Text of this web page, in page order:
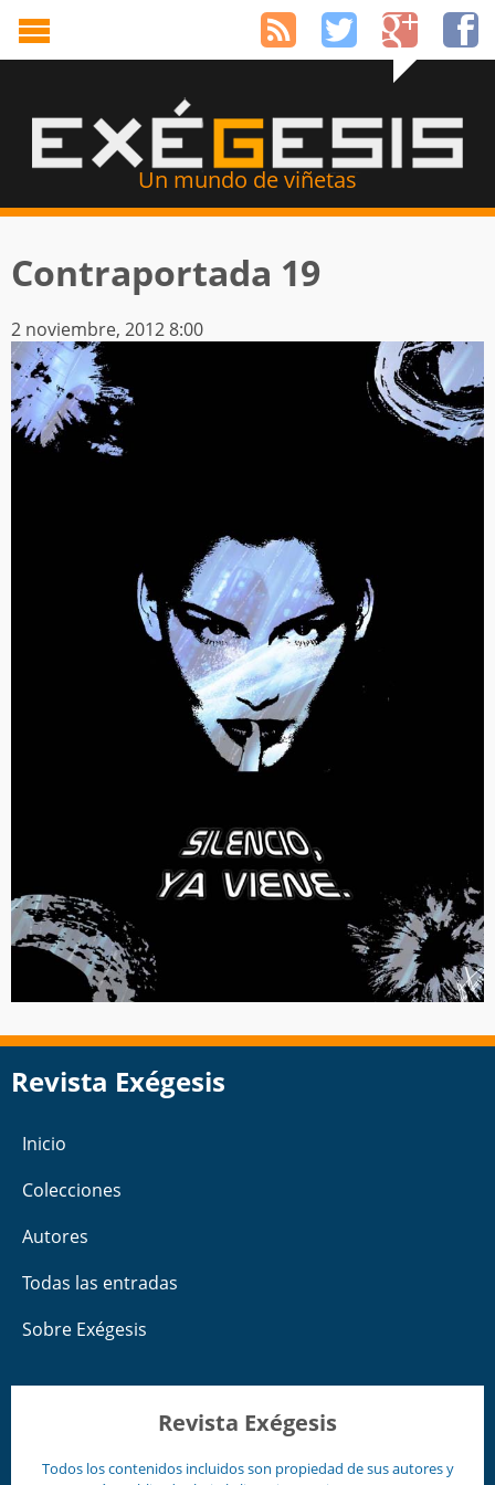
Un mundo de viñetas
Contraportada 19
2 noviembre, 2012 8:00
Revista Exégesis
Inicio
Colecciones
Autores
Todas las entradas
Sobre Exégesis
Revista Exégesis
Todos los contenidos incluidos son propiedad de sus autores y